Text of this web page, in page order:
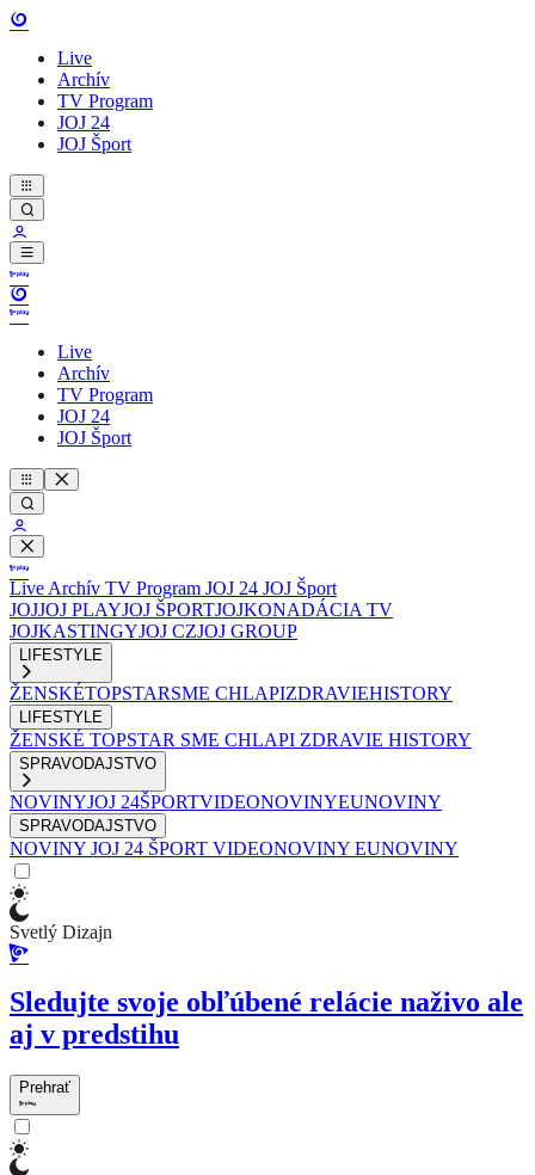
Live
Archív
TV Program
JOJ 24
JOJ Šport
Live
Archív
TV Program
JOJ 24
JOJ Šport
Live Archív TV Program JOJ 24 JOJ Šport
JOJJOJ PLAYJOJ ŠPORTJOJKONADÁCIA TV
JOJKASTINGYJOJ CZJOJ GROUP
LIFESTYLE
ŽENSKÉTOPSTARSME CHLAPIZDRAVIEHISTORY
LIFESTYLE
ŽENSKÉ TOPSTAR SME CHLAPI ZDRAVIE HISTORY
SPRAVODAJSTVO
NOVINYJOJ 24ŠPORTVIDEONOVINYEUNOVINY
SPRAVODAJSTVO
NOVINY JOJ 24 ŠPORT VIDEONOVINY EUNOVINY
Svetlý Dizajn
Sledujte svoje obľúbené relácie naživo ale
aj v predstihu
Prehrať